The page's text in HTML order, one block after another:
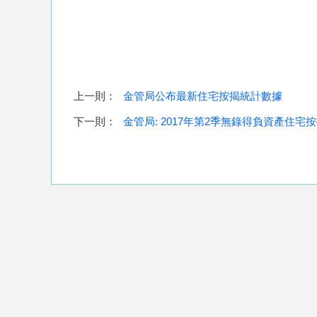
上一則： 金管局公布最新住宅按揭統計數據
下一則： 金管局: 2017年第2季無錄得負資產住宅